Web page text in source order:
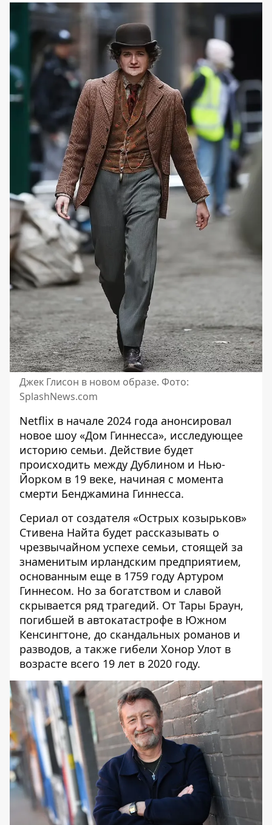
Джек Глисон в новом образе. Фото:
SplashNews.com
Netflix в начале 2024 года анонсировал
новое шоу «Дом Гиннесса», исследующее
историю семьи. Действие будет
происходить между Дублином и Нью-
Йорком в 19 веке, начиная с момента
смерти Бенджамина Гиннесса.
Сериал от создателя «Острых козырьков»
Стивена Найта будет рассказывать о
чрезвычайном успехе семьи, стоящей за
знаменитым ирландским предприятием,
основанным еще в 1759 году Артуром
Гиннесом. Но за богатством и славой
скрывается ряд трагедий. От Тары Браун,
погибшей в автокатастрофе в Южном
Кенсингтоне, до скандальных романов и
разводов, а также гибели Хонор Улот в
возрасте всего 19 лет в 2020 году.